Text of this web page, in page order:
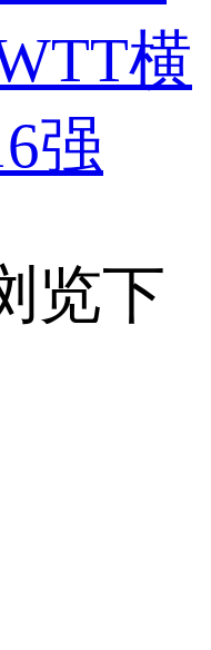
横
强
览下